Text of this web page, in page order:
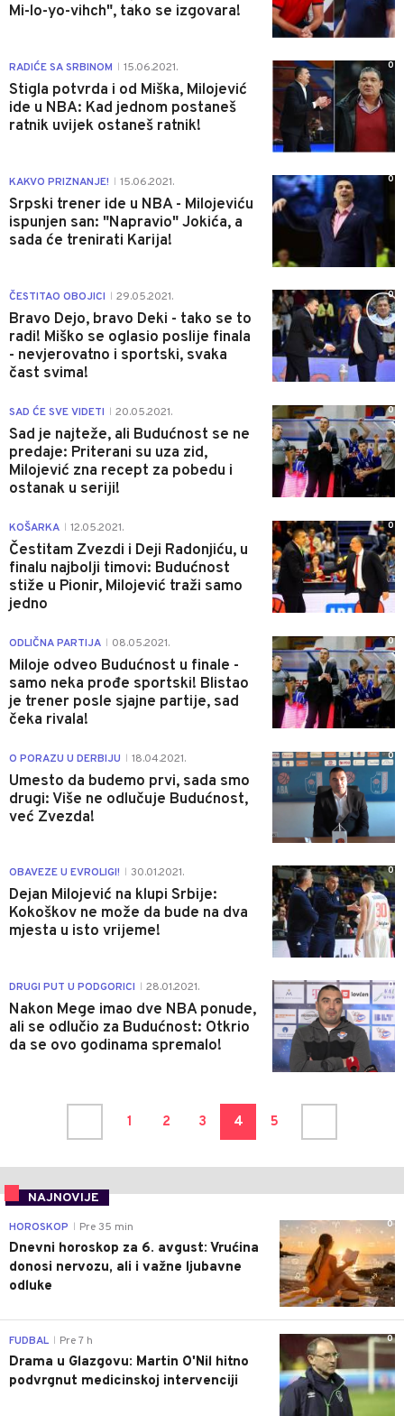
Mi-lo-yo-vihch", tako se izgovara!
RADIĆE SA SRBINOM 15.06.2021.
Stigla potvrda i od Miška, Milojević
ide u NBA: Kad jednom postaneš
ratnik uvijek ostaneš ratnik!
0
KAKVO PRIZNANJE! 15.06.2021.
Srpski trener ide u NBA - Milojeviću
ispunjen san: "Napravio" Jokića, a
sada će trenirati Karija!
0
ČESTITAO OBOJICI 29.05.2021.
Bravo Dejo, bravo Deki - tako se to
radi! Miško se oglasio poslije finala
- nevjerovatno i sportski, svaka
čast svima!
0
SAD ĆE SVE VIDETI 20.05.2021.
Sad je najteže, ali Budućnost se ne
predaje: Priterani su uza zid,
Milojević zna recept za pobedu i
ostanak u seriji!
0
KOŠARKA 12.05.2021.
Čestitam Zvezdi i Deji Radonjiću, u
finalu najbolji timovi: Budućnost
stiže u Pionir, Milojević traži samo
jedno
0
ODLIČNA PARTIJA 08.05.2021.
Miloje odveo Budućnost u finale -
samo neka prođe sportski! Blistao
je trener posle sjajne partije, sad
čeka rivala!
0
O PORAZU U DERBIJU 18.04.2021.
Umesto da budemo prvi, sada smo
drugi: Više ne odlučuje Budućnost,
već Zvezda!
0
OBAVEZE U EVROLIGI! 30.01.2021.
Dejan Milojević na klupi Srbije:
Kokoškov ne može da bude na dva
mjesta u isto vrijeme!
0
DRUGI PUT U PODGORICI 28.01.2021.
Nakon Mege imao dve NBA ponude,
ali se odlučio za Budućnost: Otkrio
da se ovo godinama spremalo!
0
1 2 3 4 5
NAJNOVIJE
0
HOROSKOP Pre 35 min
Dnevni horoskop za 6. avgust: Vrućina
donosi nervozu, ali i važne ljubavne
odluke
0
FUDBAL Pre 7 h
Drama u Glazgovu: Martin O'Nil hitno
podvrgnut medicinskoj intervenciji